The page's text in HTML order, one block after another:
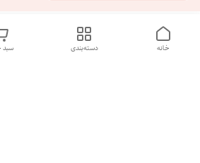
سبد دسته‌بندی خانه